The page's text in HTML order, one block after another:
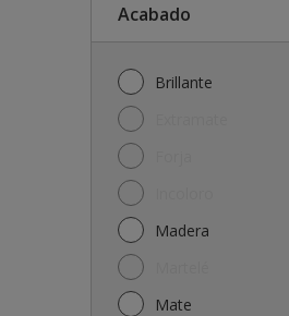
Acabado
Brillante
Madera
Mate